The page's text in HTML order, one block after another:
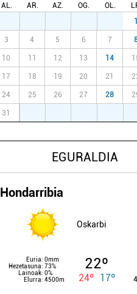
AL. AR. AZ. OG. OL.
1
3 4 5 6 7
10 11 12 13 14
17 18 19 20 21
24 25 26 27 28
31
EGURALDIA
Hondarribia
Oskarbi
Euria: 0mm
Hezetasuna: 73%
Lainoak: 0%
Elurra: 4500m
22º
24º 17º